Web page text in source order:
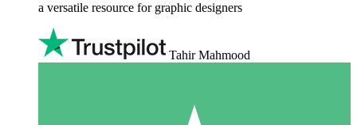
a versatile resource for graphic designers
Tahir Mahmood